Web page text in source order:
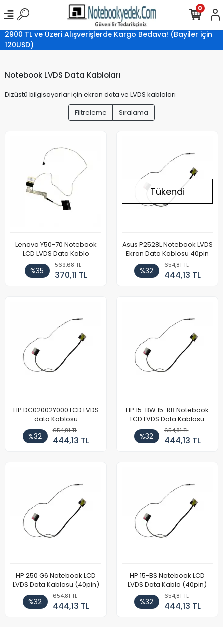
2900 TL ve Üzeri Alışverişlerde Kargo Bedava! (Bayiler için
120USD)
0
Notebook LVDS Data Kabloları
Dizüstü bilgisayarlar için ekran data ve LVDS kabloları
Filtreleme
Sıralama
Lenovo Y50-70 Notebook
LCD LVDS Data Kablo
%35
569,68 TL
370,11 TL
Tükendi
Asus P2528L Notebook LVDS
Ekran Data Kablosu 40pin
%32
654,81 TL
444,13 TL
HP DC02002Y000 LCD LVDS
data Kablosu
%32
654,81 TL
444,13 TL
HP 15-BW 15-RB Notebook
LCD LVDS Data Kablosu
(40pin)
%32
654,81 TL
444,13 TL
HP 250 G6 Notebook LCD
LVDS Data Kablosu (40pin)
%32
654,81 TL
444,13 TL
HP 15-BS Notebook LCD
LVDS Data Kablo (40pin)
%32
654,81 TL
444,13 TL